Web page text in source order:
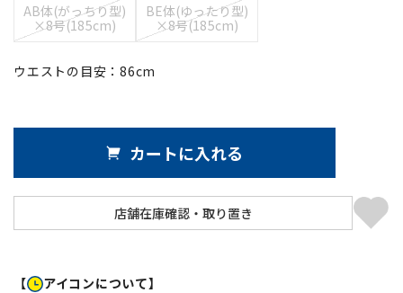
AB体(がっちり型)
×8号(185cm)
BE体(ゆったり型)
×8号(185cm)
ウエストの目安：86cm
カートに入れる
【 アイコンについて】